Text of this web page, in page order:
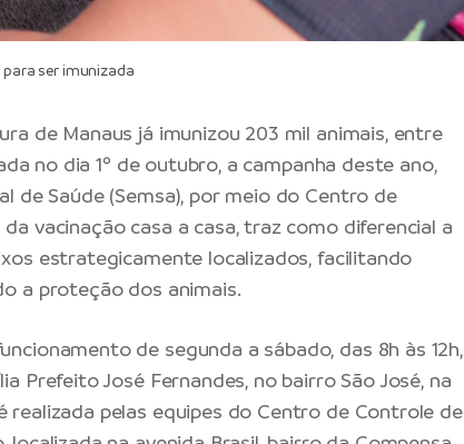
ser imunizada
de Manaus já imunizou 203 mil animais, entre
no dia 1º de outubro, a campanha deste ano,
de Saúde (Semsa), por meio do Centro de
vacinação casa a casa, traz como diferencial a
estrategicamente localizados, facilitando
a proteção dos animais.
de segunda a sábado, das 8h às 12h,
Prefeito José Fernandes, no bairro São José, na
realizada pelas equipes do Centro de Controle de